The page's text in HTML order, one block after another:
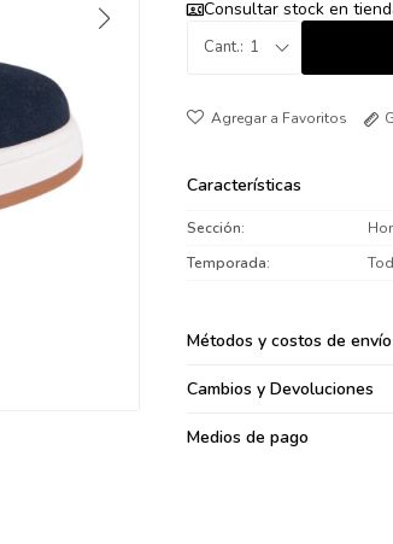
Consultar stock en
1
Características
Sección
Temporada
Métodos y costos de envío
Cambios y Devoluciones
Medios de pago
095900371
095900382
094499894
095900369
095101509
095660015